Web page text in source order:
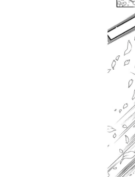
【独自】昭和の大女優・小川真由美（享